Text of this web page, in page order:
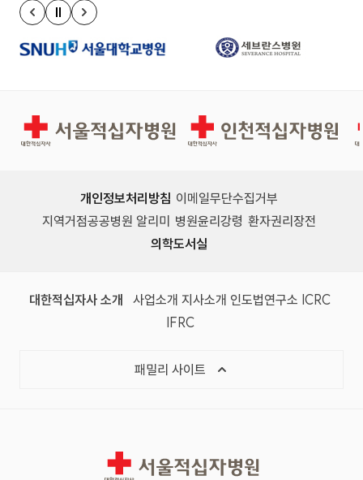
이전 슬라이드
정지
다음 슬라이드
서울적십자병원 인천적십자병원
개인정보처리방침 이메일무단수집거부
지역거점공공병원 알리미 병원윤리강령 환자권리장전
의학도서실
대한적십자사 소개 (새 창)
사업소개 (새 창)
지사소개 (새 창)
인도법연구소 (새 창)
ICRC(국제
IFRC(국제적십자사연맹, 새 창)
패밀리 사이트 목록 열기
서울적십자병원